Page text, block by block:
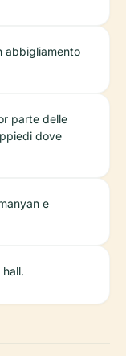
abbigliamento
parte delle
dove
e
hall.